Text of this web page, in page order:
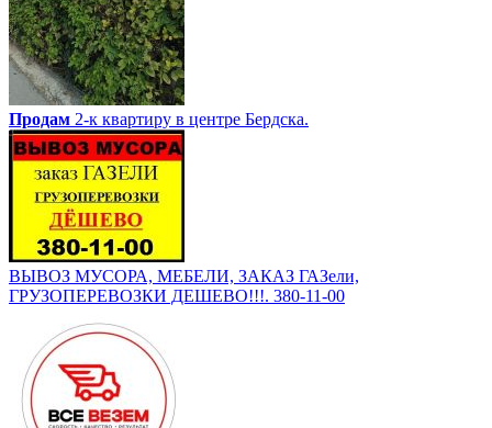
Продам 2-к квартиру в центре Бердска.
ВЫВОЗ МУСОРА, МЕБЕЛИ, ЗАКАЗ ГАЗели,
ГРУЗОПЕРЕВОЗКИ ДЕШЕВО!!!. 380-11-00